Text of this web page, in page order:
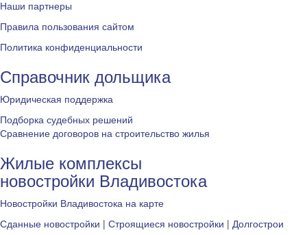
Наши партнеры
Правила пользования сайтом
Политика конфиденциальности
Справочник дольщика
Юридическая поддержка
Подборка судебных решений
Сравнение договоров на строительство жилья
Жилые комплексы
новостройки Владивостока
Новостройки Владивостока на карте
Сданные новостройки | Строящиеся новостройки | Долгострои